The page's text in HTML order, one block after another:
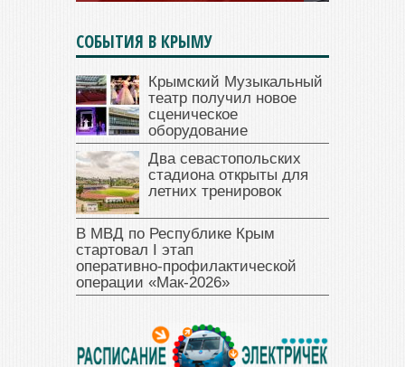
СОБЫТИЯ В КРЫМУ
Крымский Музыкальный
театр получил новое
сценическое
оборудование
Два севастопольских
стадиона открыты для
летних тренировок
В МВД по Республике Крым
стартовал I этап
оперативно‑профилактической
операции «Мак‑2026»